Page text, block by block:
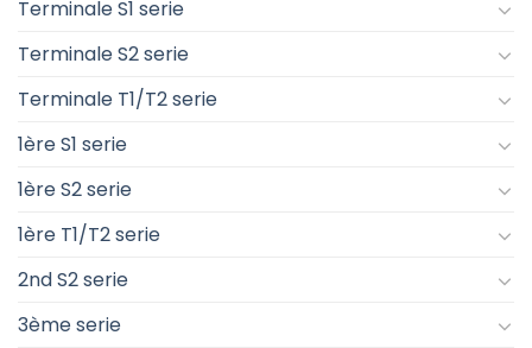
Terminale S1 serie
Terminale S2 serie
Terminale T1/T2 serie
1ère S1 serie
1ère S2 serie
1ère T1/T2 serie
2nd S2 serie
3ème serie